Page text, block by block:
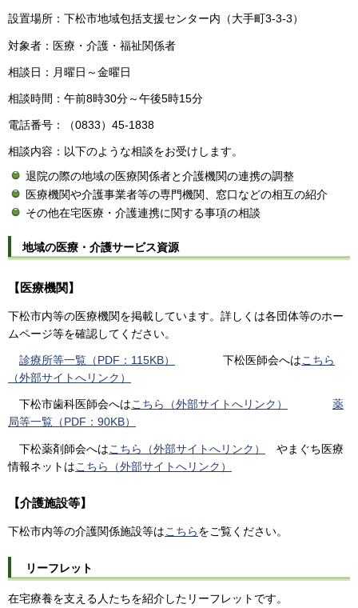
設置場所：下松市地域包括支援センター内（大手町3-3-3）
対象者：医療・介護・福祉関係者
相談日：月曜日～金曜日
相談時間：午前8時30分～午後5時15分
電話番号：（0833）45-1838
相談内容：以下のような相談をお受けします。
退院の際の地域の医療関係者と介護機関の連携の調整
医療機関や介護事業者等の専門機関、窓口などの相互の紹介
その他在宅医療・介護連携に関する事項の相談
地域の医療・介護サービス資源
【医療機関】
下松市内等の医療機関を掲載しています。詳しくは各団体等のホー
ムページ等を確認してください。
診療所等一覧（PDF：115KB） 下松医師会へはこちら
（外部サイトへリンク）
下松市歯科医師会へはこちら（外部サイトへリンク）
薬
局等一覧（PDF：90KB）
下松薬剤師会へはこちら（外部サイトへリンク）
やまぐち医療
情報ネットはこちら（外部サイトへリンク）
【介護施設等】
下松市内等の介護関係施設等はこちらをご覧ください。
リーフレット
在宅療養を支える人たちを紹介したリーフレットです。